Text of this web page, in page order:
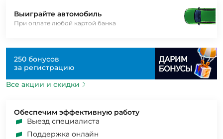
Выиграйте автомобиль
При оплате любой картой банка
250 бонусов
за регистрацию
Все акции и скидки
Обеспечим эффективную работу
Выезд специалиста
Поддержка онлайн